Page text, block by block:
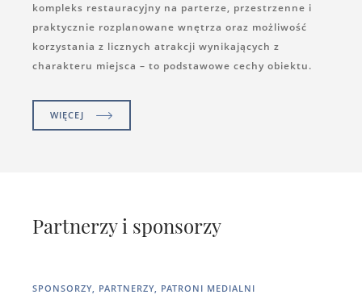
kompleks restauracyjny na parterze, przestrzenne i
praktycznie rozplanowane wnętrza oraz możliwość
korzystania z licznych atrakcji wynikających z
charakteru miejsca – to podstawowe cechy obiektu.
WIĘCEJ
Partnerzy i sponsorzy
SPONSORZY, PARTNERZY, PATRONI MEDIALNI